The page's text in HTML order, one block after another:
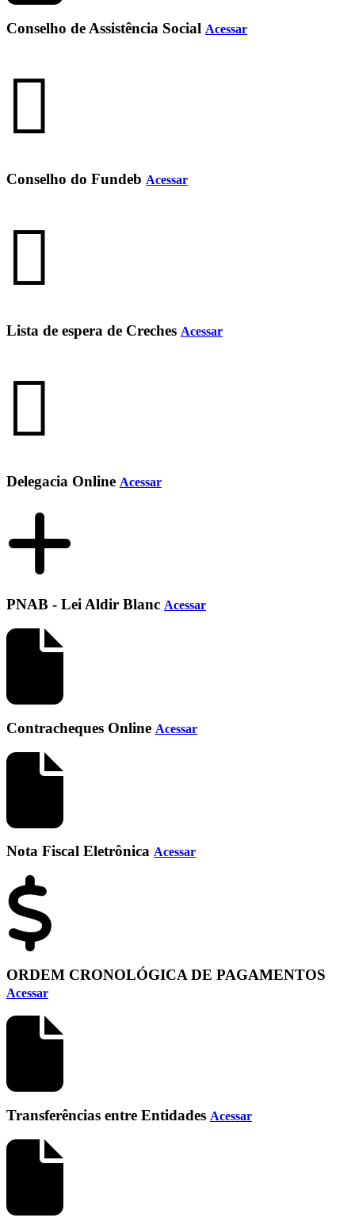
Conselho de Assistência Social Acessar
Conselho do Fundeb Acessar
Lista de espera de Creches Acessar
Delegacia Online Acessar
PNAB - Lei Aldir Blanc Acessar
Contracheques Online Acessar
Nota Fiscal Eletrônica Acessar
ORDEM CRONOLÓGICA DE PAGAMENTOS
Acessar
Transferências entre Entidades Acessar